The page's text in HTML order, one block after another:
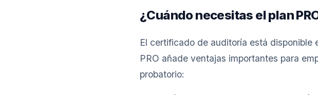
¿Cuándo necesitas el plan
El certificado de auditoría está disponible
PRO añade ventajas importantes para
probatorio: